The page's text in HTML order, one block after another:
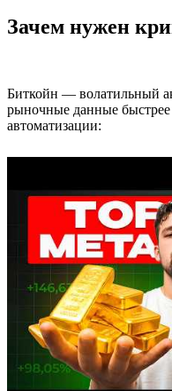
Зачем нужен
Биткойн — волатильный
рыночные данные
автоматизации: